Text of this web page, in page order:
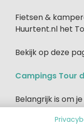
Fietsen &
Huurtent.nl het
Bekijk op deze
Campings Tour
Belangrijk is om
zijn, en er zijn
Dat scheelt weer.